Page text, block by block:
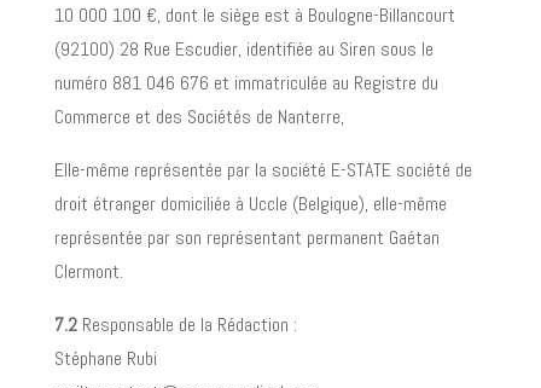
10 000 100 €, dont le siège est à Boulogne-Billancourt
(92100) 28 Rue Escudier, identifiée au Siren sous le
numéro 881 046 676 et immatriculée au Registre du
Commerce et des Sociétés de Nanterre,
Elle-même représentée par la société E-STATE société de
droit étranger domiciliée à Uccle (Belgique), elle-même
représentée par son représentant permanent Gaétan
Clermont.
7.2Responsable de la Rédaction :
Stéphane Rubi